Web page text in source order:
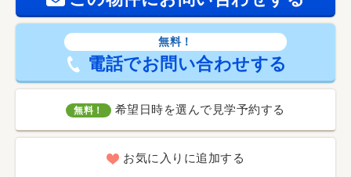
無料！
電話でお問い合わせする
無料！ 希望日時を選んで見学予約する
お気に入りに追加する